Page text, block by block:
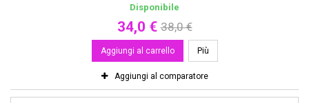
Disponibile
34,0 € 38,0 €
Aggiungi al carrello Più
Aggiungi al comparatore